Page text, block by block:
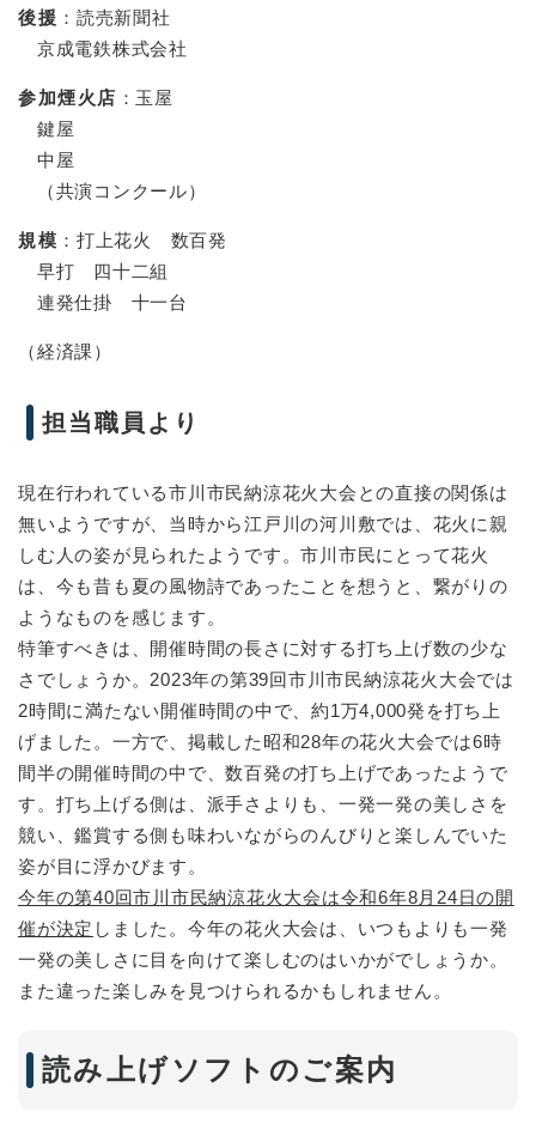
後援 ：読売新聞社
京成電鉄株式会社
参加煙火店 ：玉屋
鍵屋
中屋
（共演コンクール）
規模 ：打上花火 数百発
早打 四十二組
連発仕掛 十一台
（経済課）
担当職員より
現在行われている市川市民納涼花火大会との直接の関係は
無いようですが、当時から江戸川の河川敷では、花火に親
しむ人の姿が見られたようです。市川市民にとって花火
は、今も昔も夏の風物詩であったことを想うと、繋がりの
ようなものを感じます。
特筆すべきは、開催時間の長さに対する打ち上げ数の少な
さでしょうか。2023年の第39回市川市民納涼花火大会では
2時間に満たない開催時間の中で、約1万4,000発を打ち上
げました。一方で、掲載した昭和28年の花火大会では6時
間半の開催時間の中で、数百発の打ち上げであったようで
す。打ち上げる側は、派手さよりも、一発一発の美しさを
競い、鑑賞する側も味わいながらのんびりと楽しんでいた
姿が目に浮かびます。
今年の第40回市川市民納涼花火大会は令和6年8月24日の開
催が決定 しました。今年の花火大会は、いつもよりも一発
一発の美しさに目を向けて楽しむのはいかがでしょうか。
また違った楽しみを見つけられるかもしれません。
読み上げソフトのご案内